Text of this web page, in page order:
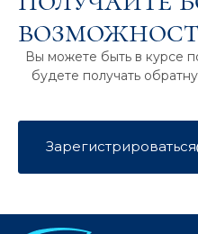
Вы можете быть в курсе
будете получать
Зарегистрироваться